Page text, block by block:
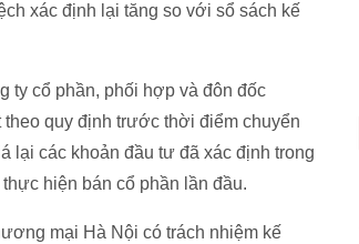
xác định lại tăng so với sổ sách kế
ty cổ phần, phối hợp và đôn đốc
quy định trước thời điểm chuyển
lại các khoản đầu tư đã xác định trong
hiện bán cổ phần lần đầu.
mại Hà Nội có trách nhiệm kế